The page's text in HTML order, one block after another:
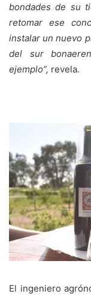
bondades de su
retomar ese
instalar un nuevo
del sur
ejemplo”, revela.
El ingeniero